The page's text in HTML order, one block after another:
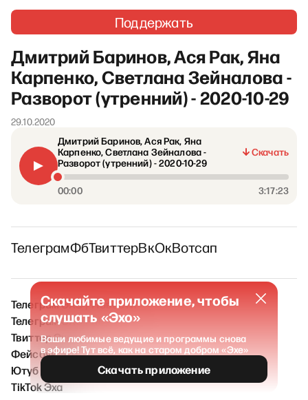
Поддержать
Дмитрий Баринов, Ася Рак, Яна
Карпенко, Светлана Зейналова -
Разворот (утренний) - 2020-10-29
29.10.2020
Дмитрий Баринов, Ася Рак, Яна
Карпенко, Светлана Зейналова -
Разворот (утренний) - 2020-10-29
Скачать
00:00 3:17:23
ТелеграмФбТвиттерВкОкВотсап
Скачайте приложение, чтобы
слушать «Эхо»
Ваши любимые ведущие и программы снова
в эфире! Тут всё, как на старом добром «Эхе»
Скачать приложение
Телеграм ЭХО / Новости
Телеграм ЭХО FM
Твиттер Эха
Фейсбук Эха
Ютуб Эха
TikTok Эха